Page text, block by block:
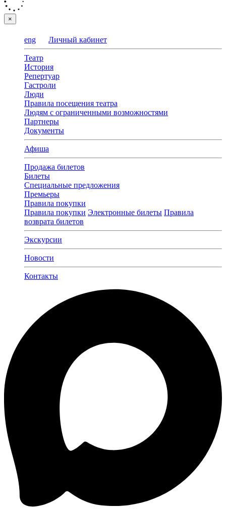
×
eng Личный кабинет
Театр
История
Репертуар
Гастроли
Люди
Правила посещения театра
Людям с ограниченными возможностями
Партнеры
Документы
Афиша
Продажа билетов
Билеты
Специальные предложения
Премьеры
Правила покупки
Правила покупки Электронные билеты Правила
возврата билетов
Экскурсии
Новости
Контакты